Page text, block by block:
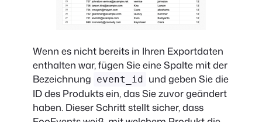
Wenn es nicht bereits in Ihren Exportdaten
enthalten war, fügen Sie eine Spalte mit der
Bezeichnung event_id und geben Sie die
ID des Produkts ein, das Sie zuvor geändert
haben. Dieser Schritt stellt sicher, dass